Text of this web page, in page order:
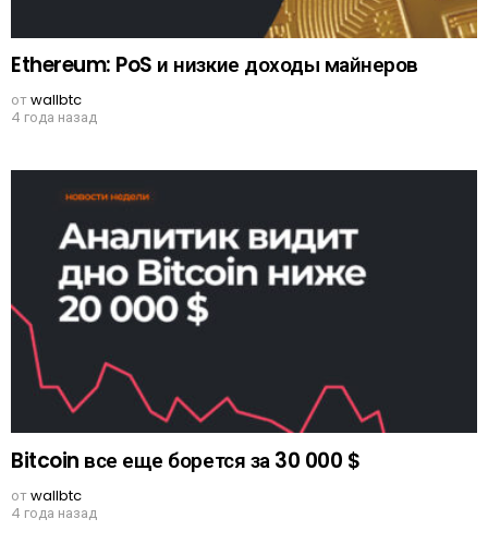
Ethereum: PoS и низкие доходы майнеров
отwallbtc
4 года назад
Bitcoin все еще борется за 30 000 $
отwallbtc
4 года назад